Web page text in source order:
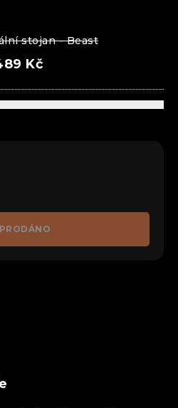
stojan - Beast
Kč